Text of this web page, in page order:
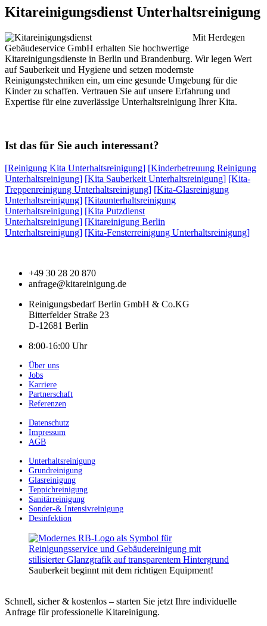
Kitareinigungsdienst Unterhaltsreinigung
Mit Herdegen
Gebäudeservice GmbH erhalten Sie hochwertige
Kitareinigungsdienste in Berlin und Brandenburg. Wir legen Wert
auf Sauberkeit und Hygiene und setzen modernste
Reinigungstechniken ein, um eine gesunde Umgebung für die
Kinder zu schaffen. Vertrauen Sie auf unsere Erfahrung und
Expertise für eine zuverlässige Unterhaltsreinigung Ihrer Kita.
Ist das für Sie auch interessant?
[Reinigung Kita Unterhaltsreinigung] [Kinderbetreuung Reinigung
Unterhaltsreinigung] [Kita Sauberkeit Unterhaltsreinigung] [Kita-
Treppenreinigung Unterhaltsreinigung] [Kita-Glasreinigung
Unterhaltsreinigung] [Kitaunterhaltsreinigung
Unterhaltsreinigung] [Kita Putzdienst
Unterhaltsreinigung] [Kitareinigung Berlin
Unterhaltsreinigung] [Kita-Fensterreinigung Unterhaltsreinigung]
+49 30 28 20 870
anfrage@kitareinigung.de
Reinigungsbedarf Berlin GmbH & Co.KG
Bitterfelder Straße 23
D-12681 Berlin
8:00-16:00 Uhr
Über uns
Jobs
Karriere
Partnerschaft
Referenzen
Datenschutz
Impressum
AGB
Unterhaltsreinigung
Grundreinigung
Glasreinigung
Teppichreinigung
Sanitärreinigung
Sonder-& Intensivreinigung
Desinfektion
Sauberkeit beginnt mit dem richtigen Equipment!
Schnell, sicher & kostenlos – starten Sie jetzt Ihre individuelle
Anfrage für professionelle Kitareinigung.